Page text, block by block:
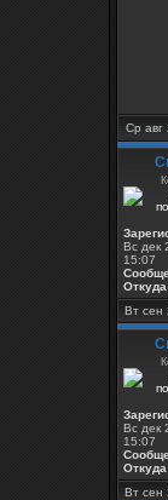
Ср авг
Вс дек
15:07
Вт сен
Вс дек
15:07
Вт сен